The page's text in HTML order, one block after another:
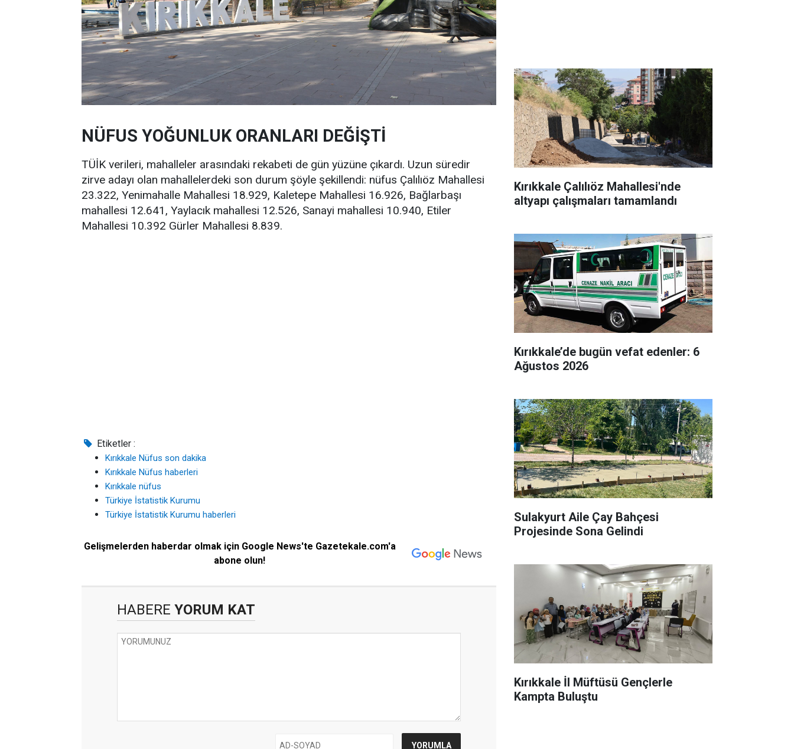
NÜFUS YOĞUNLUK ORANLARI DEĞİŞTİ
TÜİK verileri, mahalleler arasındaki rekabeti de gün yüzüne çıkardı. Uzun süredir
zirve adayı olan mahallelerdeki son durum şöyle şekillendi: nüfus Çalılıöz Mahallesi
23.322, Yenimahalle Mahallesi 18.929, Kaletepe Mahallesi 16.926, Bağlarbaşı
mahallesi 12.641, Yaylacık mahallesi 12.526, Sanayi mahallesi 10.940, Etiler
Mahallesi 10.392 Gürler Mahallesi 8.839.
Etiketler :
Kırıkkale Nüfus son dakika
Kırıkkale Nüfus haberleri
Kırıkkale nüfus
Türkiye İstatistik Kurumu
Türkiye İstatistik Kurumu haberleri
Gelişmelerden haberdar olmak için Google News'te Gazetekale.com'a
abone olun!
HABERE YORUM KAT
Kırıkkale Çalılıöz Mahallesi'nde
altyapı çalışmaları tamamlandı
Kırıkkale’de bugün vefat edenler: 6
Ağustos 2026
Sulakyurt Aile Çay Bahçesi
Projesinde Sona Gelindi
Kırıkkale İl Müftüsü Gençlerle
Kampta Buluştu